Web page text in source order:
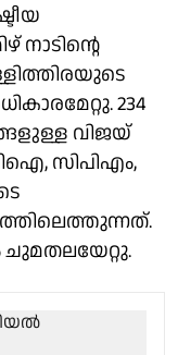
നാടിന്റെ
234
വിജയ്
സിപിഎം,
ചുമതലയേറ്റു.